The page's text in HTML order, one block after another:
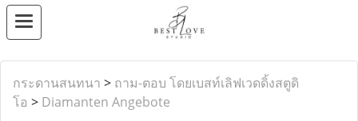
กระดานสนทนา > ถาม-ตอบ โดยเบสท์เลิฟเวดดิ้งสตูดิ
โอ > Diamanten Angebote